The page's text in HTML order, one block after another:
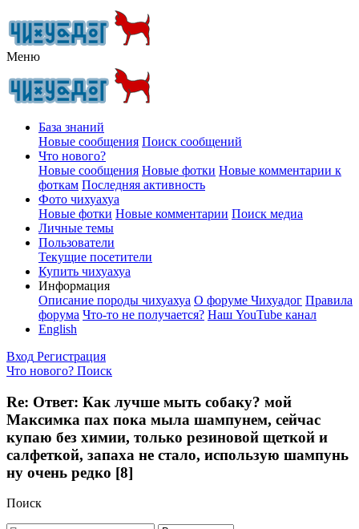
Меню
База знаний
Новые сообщения Поиск сообщений
Что нового?
Новые сообщения Новые фотки Новые комментарии к
фоткам Последняя активность
Фото чихуахуа
Новые фотки Новые комментарии Поиск медиа
Личные темы
Пользователи
Текущие посетители
Купить чихуахуа
Информация
Описание породы чихуахуа О форуме Чихуадог Правила
форума Что-то не получается? Наш YouTube канал
English
Вход Регистрация
Что нового? Поиск
Re: Ответ: Как лучше мыть собаку? мой
Максимка пах пока мыла шампунем, сейчас
купаю без химии, только резиновой щеткой и
салфеткой, запаха не стало, использую шампунь
ну очень редко [8]
Поиск